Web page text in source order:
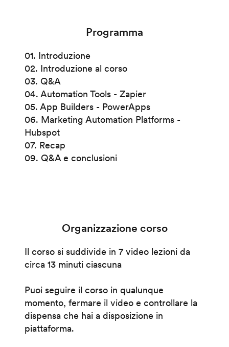
Programma
01. Introduzione
02. Introduzione al corso
03. Q&A
04. Automation Tools - Zapier
05. App Builders - PowerApps
06. Marketing Automation Platforms -
Hubspot
07. Recap
09. Q&A e conclusioni
Organizzazione corso
Il corso si suddivide in 7 video lezioni da
circa 13 minuti ciascuna
Puoi seguire il corso in qualunque
momento, fermare il video e controllare la
dispensa che hai a disposizione in
piattaforma.